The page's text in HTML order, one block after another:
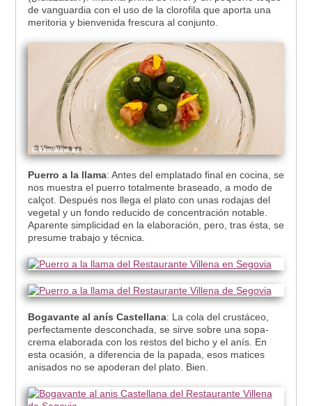
de vanguardia con el uso de la clorofila que aporta una
meritoria y bienvenida frescura al conjunto.
Puerro a la llama: Antes del emplatado final en cocina, se
nos muestra el puerro totalmente braseado, a modo de
calçot. Después nos llega el plato con unas rodajas del
vegetal y un fondo reducido de concentración notable.
Aparente simplicidad en la elaboración, pero, tras ésta, se
presume trabajo y técnica.
Bogavante al anís Castellana: La cola del crustáceo,
perfectamente desconchada, se sirve sobre una sopa-
crema elaborada con los restos del bicho y el anís. En
esta ocasión, a diferencia de la papada, esos matices
anisados no se apoderan del plato. Bien.